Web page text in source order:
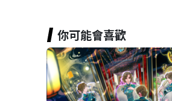
你可能會喜歡